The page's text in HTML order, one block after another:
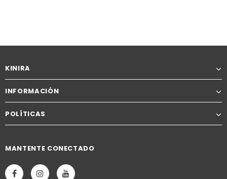
KINIRA
INFORMACIÓN
POLÍTICAS
MANTENTE CONECTADO